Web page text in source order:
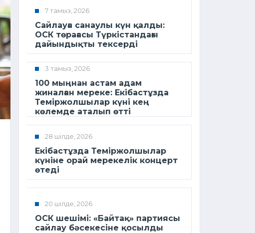
7 тамыз, 2026
Сайлауға санаулы күн қалды:
ОСК төрағасы Түркістандағы
дайындықты тексерді
3 тамыз, 2026
100 мыңнан астам адам
жиналған мереке: Екібастұзда
Теміржолшылар күні кең
көлемде аталып өтті
28 шілде, 2026
Екібастұзда Теміржолшылар
күніне орай мерекелік концерт
өтеді
20 шілде, 2026
ОСК шешімі: «Байтақ» партиясы
сайлау бәсекесіне қосылды